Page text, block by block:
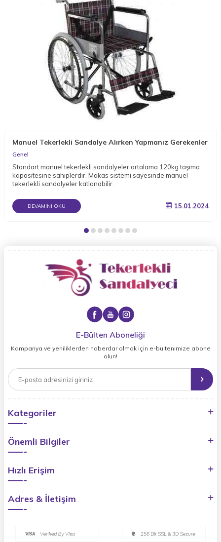
Manuel Tekerlekli Sandalye Alırken Yapmanız Gerekenler
Genel
Standart manuel tekerlekli sandalyeler ortalama 120kg taşıma
kapasitesine sahiplerdir. Makas sistemi sayesinde manuel
tekerlekli sandalyeler katlanabilir.
DEVAMINI OKU 15.01.2024
E-Bülten Aboneliği
Kampanya ve yeniliklerden haberdar olmak için e-bültenimize abone
olun!
Kategoriler
Önemli Bilgiler
Hızlı Erişim
Adres & İletişim